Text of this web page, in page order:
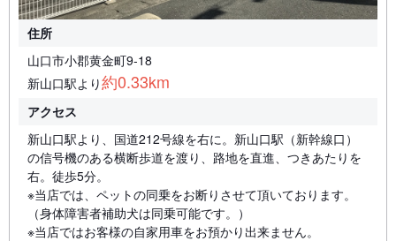
住所
山口市小郡黄金町9-18
新山口駅より約0.33km
アクセス
新山口駅より、国道212号線を右に。新山口駅（新幹線口）
の信号機のある横断歩道を渡り、路地を直進、つきあたりを
右。徒歩5分。
※当店では、ペットの同乗をお断りさせて頂いております。
（身体障害者補助犬は同乗可能です。）
※当店ではお客様の自家用車をお預かり出来ません。